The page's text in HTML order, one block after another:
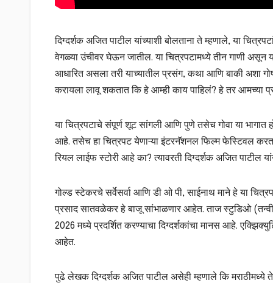
दिग्दर्शक अजित पाटील यांच्याशी बोलताना ते म्हणाले, या
वेगळ्या उंचीवर घेऊन जातील. या चित्रपटामध्ये तीन गाणी असून
आधारित असला तरी याच्यातील प्रसंग, कथा आणि बाकी अशा
करायला लावू शकतात कि हे आम्ही काय पाहिलं? हे तर आमच्या
या चित्रपटाचे संपूर्ण शूट सांगली आणि पुणे तसेच गोवा या भागात
आहे. तसेच हा चित्रपट येणाऱ्या इंटरनॅशनल फिल्म फेस्टिवल करता
रियल लाईफ स्टोरी आहे का? त्यावरती दिग्दर्शक अजित पाटील
गोल्ड स्टेकरचे सर्वेसर्वा आणि डी ओ पी, साईनाथ माने हे या
प्रसाद सातवळेकर हे बाजू सांभाळणार आहेत. ताज स्टुडिओ
2026 मध्ये प्रदर्शित करण्याचा दिग्दर्शकांचा मानस आहे.
आहेत.
पुढे लेखक दिग्दर्शक अजित पाटील असेही म्हणाले कि मराठीमध्ये